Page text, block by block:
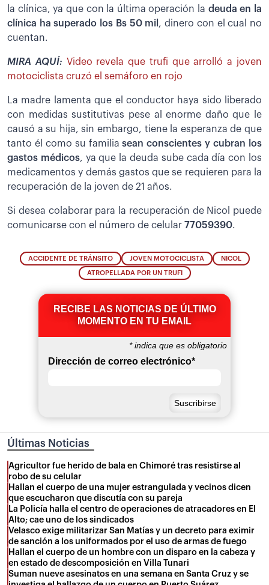
la clínica, ya que con la última operación la deuda en la
clínica ha superado los Bs 50 mil , dinero con el cual no
cuentan.
MIRA AQUÍ: Video revela que trufi que arrolló a joven
motociclista cruzó el semáforo en rojo
La madre lamenta que el conductor haya sido liberado
con medidas sustitutivas pese al enorme daño que le
causó a su hija, sin embargo, tiene la esperanza de que
tanto él como su familiasean conscientes y cubran los
gastos médicos, ya que la deuda sube cada día con los
medicamentos y demás gastos que se requieren para la
recuperación de la joven de 21 años.
Si desea colaborar para la recuperación de Nicol puede
comunicarse con el número de celular 77059390.
ACCIDENTE DE TRÁNSITO JOVEN MOTOCICLISTA NICOL
ATROPELLADA POR UN TRUFI
RECIBE LAS NOTICIAS DE ÚLTIMO
MOMENTO EN TU EMAIL
*indica que es obligatorio
Dirección de correo electrónico*
Últimas Noticias
Agricultor fue herido de bala en Chimoré tras resistirse al
robo de su celular
Hallan el cuerpo de una mujer estrangulada y vecinos dicen
que escucharon que discutía con su pareja
La Policía halla el centro de operaciones de atracadores en El
Alto; cae uno de los sindicados
Velasco exige militarizar San Matías y un decreto para eximir
de sanción a los uniformados por el uso de armas de fuego
Hallan el cuerpo de un hombre con un disparo en la cabeza y
en estado de descomposición en Villa Tunari
Suman nueve asesinatos en una semana en Santa Cruz y se